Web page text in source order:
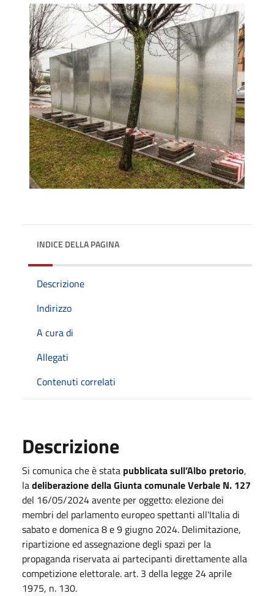
INDICE DELLA PAGINA
Descrizione
Indirizzo
A cura di
Allegati
Contenuti correlati
Descrizione
Si comunica che è stata pubblicata sull’Albo pretorio,
ladeliberazione della Giunta comunale Verbale N. 127
del 16/05/2024 avente per oggetto: elezione dei
membri del parlamento europeo spettanti all'Italia di
sabato e domenica 8 e 9 giugno 2024. Delimitazione,
ripartizione ed assegnazione degli spazi per la
propaganda riservata ai partecipanti direttamente alla
competizione elettorale. art. 3 della legge 24 aprile
1975, n. 130.